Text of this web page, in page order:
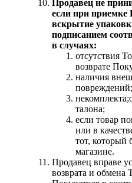
Продавец не
если при приемке
вскрытие
подписанием
в случаях:
отсутствия
возврате
наличия
повреждений;
талона;
если товар
или в
тот, который
магазине.
Продавец вправе
возврата и обмена